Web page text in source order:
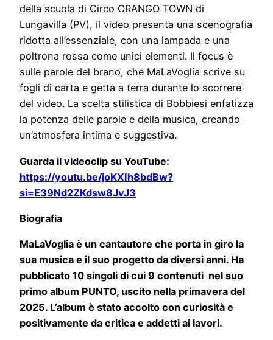
della scuola di Circo ORANGO TOWN di
Lungavilla (PV), il video presenta una scenografia
ridotta all’essenziale, con una lampada e una
poltrona rossa come unici elementi. Il focus è
sulle parole del brano, che MaLaVoglia scrive su
fogli di carta e getta a terra durante lo scorrere
del video. La scelta stilistica di Bobbiesi enfatizza
la potenza delle parole e della musica, creando
un’atmosfera intima e suggestiva.
Guarda il videoclip su YouTube:
https://youtu.be/joKXIh8bdBw?
si=E39Nd2ZKdsw8JvJ3
Biografia
MaLaVoglia è un cantautore che porta in giro la
sua musica e il suo progetto da diversi anni. Ha
pubblicato 10 singoli di cui 9 contenuti nel suo
primo album PUNTO, uscito nella primavera del
2025. L’album è stato accolto con curiosità e
positivamente da critica e addetti ai lavori.